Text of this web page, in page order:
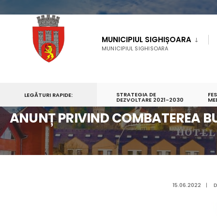
MUNICIPIUL SIGHIȘOARA
MUNICIPIUL SIGHISOARA
LEGĂTURI RAPIDE: STRATEGIA DE
DEZVOLTARE 2021-2030
ANUNȚ PRIVIND COMBATEREA BURUIENII AMBROZIA
ANUNȚ PRIVIND COMBATEREA
15.06.2022 |